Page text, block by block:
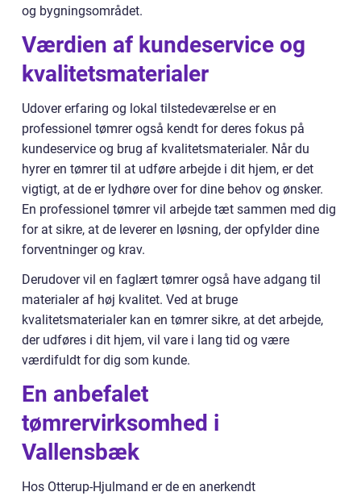
og bygningsområdet.
Værdien af kundeservice og
kvalitetsmaterialer
Udover erfaring og lokal tilstedeværelse er en
professionel tømrer også kendt for deres fokus på
kundeservice og brug af kvalitetsmaterialer. Når du
hyrer en tømrer til at udføre arbejde i dit hjem, er det
vigtigt, at de er lydhøre over for dine behov og ønsker.
En professionel tømrer vil arbejde tæt sammen med dig
for at sikre, at de leverer en løsning, der opfylder dine
forventninger og krav.
Derudover vil en faglært tømrer også have adgang til
materialer af høj kvalitet. Ved at bruge
kvalitetsmaterialer kan en tømrer sikre, at det arbejde,
der udføres i dit hjem, vil vare i lang tid og være
værdifuldt for dig som kunde.
En anbefalet
tømrervirksomhed i
Vallensbæk
Hos Otterup-Hjulmand er de en anerkendt